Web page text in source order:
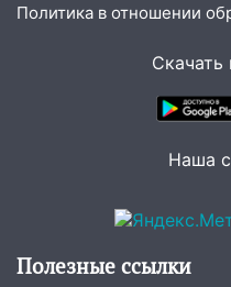
кровь: День
неделю подряд
низкие цены на
Ульяновской
Политика в отношении
Скачать
Наша
Полезные ссылки